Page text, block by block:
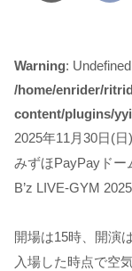
Warning:
/home/enrider/
content/plugins/
2025年11月30日(日)
みずほPayPayドー
B’z LIVE-GYM
開場は15時、開演
入場した時点で空